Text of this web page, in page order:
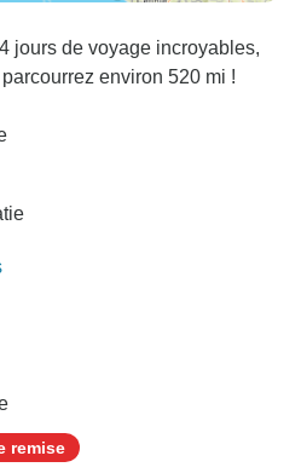
jours de voyage incroyables,
environ 520 mi !
remise